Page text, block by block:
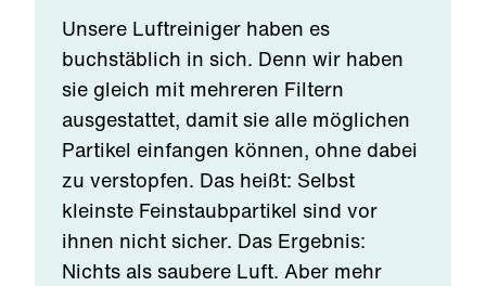
Unsere Luftreiniger haben es
buchstäblich in sich. Denn wir haben
sie gleich mit mehreren Filtern
ausgestattet, damit sie alle möglichen
Partikel einfangen können, ohne dabei
zu verstopfen. Das heißt: Selbst
kleinste Feinstaubpartikel sind vor
ihnen nicht sicher. Das Ergebnis:
Nichts als saubere Luft. Aber mehr